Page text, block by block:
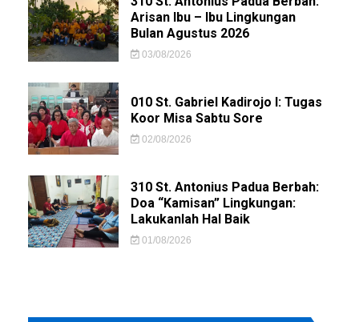
Arisan Ibu – Ibu Lingkungan
Bulan Agustus 2026
03/08/2026
010 St. Gabriel Kadirojo I: Tugas
Koor Misa Sabtu Sore
02/08/2026
310 St. Antonius Padua Berbah:
Doa “Kamisan” Lingkungan:
Lakukanlah Hal Baik
01/08/2026